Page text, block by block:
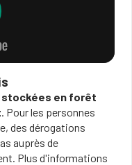
stockées en forêt
. Pour les personnes
des dérogations
auprès de
Plus d'informations